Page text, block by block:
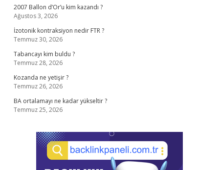
2007 Ballon d’Or’u kim kazandı ?
Ağustos 3, 2026
İzotonik kontraksiyon nedir FTR ?
Temmuz 30, 2026
Tabancayı kim buldu ?
Temmuz 28, 2026
Kozanda ne yetişir ?
Temmuz 26, 2026
BA ortalamayı ne kadar yükseltir ?
Temmuz 25, 2026